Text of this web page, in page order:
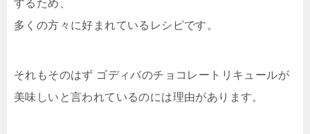
するため、
多くの方々に好まれているレシピです。
それもそのはず ゴディバのチョコレートリキュールが
美味しいと言われているのには理由があります。